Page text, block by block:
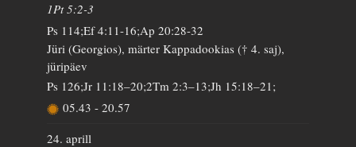
1Pt 5:2-3
Ps 114;Ef 4:11-16;Ap 20:28-32
Jüri (Georgios), märter Kappadookias († 4. saj),
jüripäev
Ps 126;Jr 11:18–20;2Tm 2:3–13;Jh 15:18–21;
05.43 - 20.57
24. aprill